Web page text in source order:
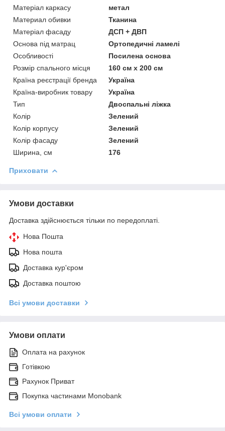
Матеріал каркасу
метал
Материал обивки
Тканина
Матеріал фасаду
ДСП + ДВП
Основа під матрац
Ортопедичні ламелі
Особливості
Посилена основа
Розмір спального місця
160 см х 200 см
Країна реєстрації бренда
Україна
Країна-виробник товару
Україна
Тип
Двоспальні ліжка
Колір
Зелений
Колір корпусу
Зелений
Колір фасаду
Зелений
Ширина, см
176
Приховати
Умови доставки
Доставка здійснюється тільки по передоплаті.
Нова Пошта
Нова пошта
Доставка кур'єром
Доставка поштою
Всі умови доставки
Умови оплати
Оплата на рахунок
Готівкою
Рахунок Приват
Покупка частинами Monobank
Всі умови оплати